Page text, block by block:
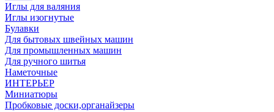
Иглы для валяния
Иглы изогнутые
Булавки
Для бытовых швейных машин
Для промышленных машин
Для ручного шитья
Наметочные
ИНТЕРЬЕР
Миниатюры
Пробковые доски,органайзеры